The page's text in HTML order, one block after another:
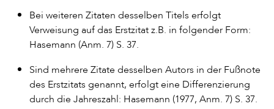
Bei weiteren Zitaten desselben Titels erfolgt
Verweisung auf das Erstzitat z.B. in folgender Form:
Hasemann (Anm. 7) S. 37.
Sind mehrere Zitate desselben Autors in der Fußnote
des Erstzitats genannt, erfolgt eine Differenzierung
durch die Jahreszahl: Hasemann (1977, Anm. 7) S. 37.